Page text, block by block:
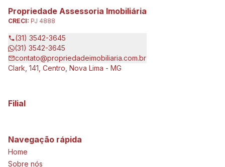
Propriedade Assessoria Imobiliária
CRECI: PJ 4888
(31) 3542-3645
(31) 3542-3645
contato@propriedadeimobiliaria.com.br
Clark, 141, Centro, Nova Lima - MG
Filial
Navegação rápida
Home
Sobre nós